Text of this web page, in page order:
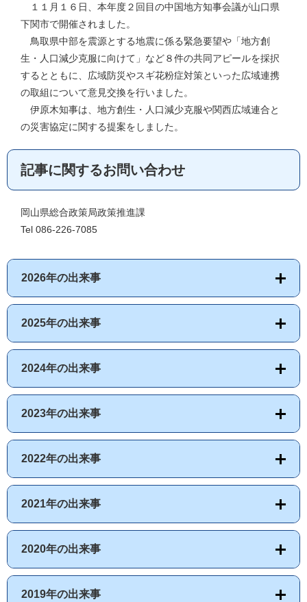
１１月１６日、本年度２回目の中国地方知事会議が山口県
下関市で開催されました。
鳥取県中部を震源とする地震に係る緊急要望や「地方創
生・人口減少克服に向けて」など８件の共同アピールを採択
するとともに、広域防災やスギ花粉症対策といった広域連携
の取組について意見交換を行いました。
伊原木知事は、地方創生・人口減少克服や関西広域連合と
の災害協定に関する提案をしました。
記事に関するお問い合わせ
岡山県総合政策局政策推進課
Tel 086-226-7085
2026年の出来事
2025年の出来事
2024年の出来事
2023年の出来事
2022年の出来事
2021年の出来事
2020年の出来事
2019年の出来事